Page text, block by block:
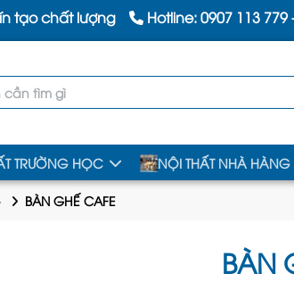
tạo chất lượng Hotline:0907 113 779
TRƯỜNG HỌC NỘI THẤT NHÀ HÀNG
BÀN GHẾ CAFE
BÀN